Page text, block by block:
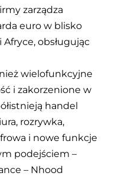
zarządza
euro w blisko
obsługując
wielofunkcyjne
i zakorzenione w
handel
rozrywka,
i nowe funkcje
podejściem –
– Nhood